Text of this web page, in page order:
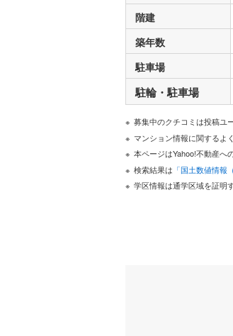
階建
築年数
駐車場
駐輪・駐車場
募集中のクチコミは投稿ユ
マンション情報に関するよ
本ページはYahoo!不動産へ
検索結果は 「国土数値情報
学区情報は通学区域を証明